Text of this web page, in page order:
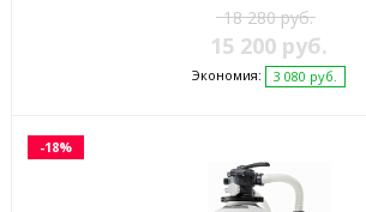
18 280 руб.
15 200 руб.
Экономия: 3 080 руб.
-18%